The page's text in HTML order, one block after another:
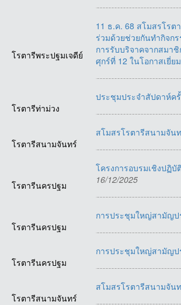
โรตารีพระปฐมเจดีย์
11 ธ.ค. 68 สโมสรโร
ร่วมด้วยช่วยกันทำกิจก
การรับบริจาคจากสมา
ศุกร์ที่ 12 ในโอกาสเยี่ย
โรตารีท่าม่วง
ประชุมประจำสัปดาห์ค
โรตารีสนามจันทร์
สโมสรโรตารีสนามจัน
โรตารีนครปฐม
โครงการอบรมเชิงปฏิ
16/12/2025
โรตารีนครปฐม
การประชุมใหญ่สามัญป
โรตารีนครปฐม
การประชุมใหญ่สามัญป
โรตารีสนามจันทร์
สโมสรโรตารีสนามจัน